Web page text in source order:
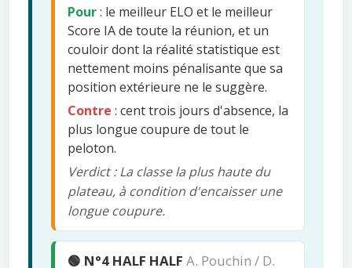
Pour: le meilleur ELO et le meilleur
Score IA de toute la réunion, et un
couloir dont la réalité statistique est
nettement moins pénalisante que sa
position extérieure ne le suggère.
Contre : cent trois jours d'absence, la
plus longue coupure de tout le
peloton.
Verdict : La classe la plus haute du
plateau, à condition d'encaisser une
longue coupure.
🟢 N°4 HALF HALF A. Pouchin / D.